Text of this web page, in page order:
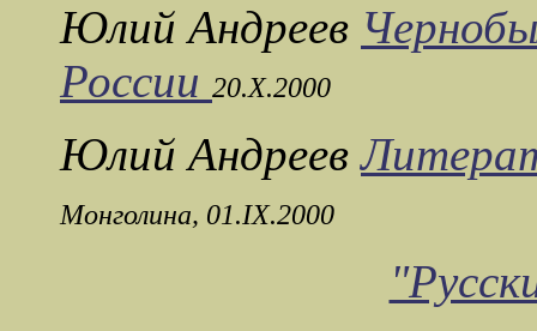
Юлий Андреев
России 20.X.2000
Юлий Андреев
Монголина, 01.IX.2000